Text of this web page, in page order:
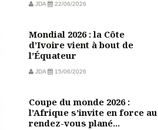
JDA 22/06/2026
Mondial 2026 : la Côte
d’Ivoire vient à bout de
l’Équateur
JDA 15/06/2026
Coupe du monde 2026 :
l’Afrique s’invite en force au
rendez-vous plané...